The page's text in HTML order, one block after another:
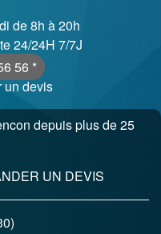
de 8h à 20h
24/24H 7/7J
56 *
un devis
depuis plus de 25
UN DEVIS